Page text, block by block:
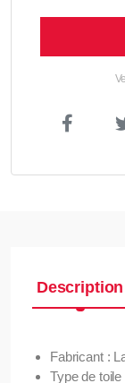
Description
Fabricant :
Type de